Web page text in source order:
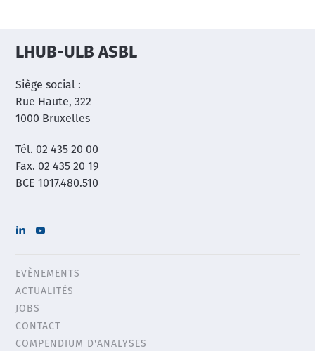
LHUB-ULB ASBL
Siège social :
Rue Haute, 322
1000 Bruxelles
Tél. 02 435 20 00
Fax. 02 435 20 19
BCE 1017.480.510
Header
menu
EVÈNEMENTS
ACTUALITÉS
JOBS
CONTACT
COMPENDIUM D'ANALYSES